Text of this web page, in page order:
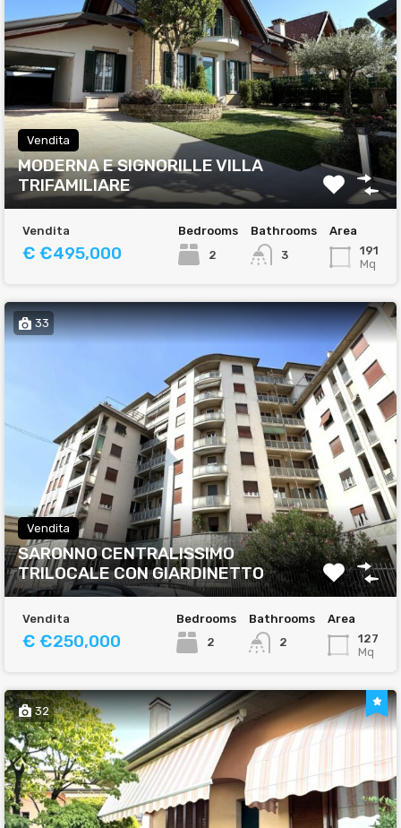
Vendita
MODERNA E SIGNORILLE VILLA
TRIFAMILIARE
Vendita
€ €495,000
Bedrooms
2
Bathrooms
3
Area
191
Mq
33
Vendita
SARONNO CENTRALISSIMO
TRILOCALE CON GIARDINETTO
Vendita
€ €250,000
Bedrooms
2
Bathrooms
2
Area
127
Mq
32